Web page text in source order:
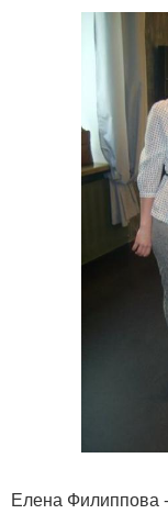
Елена Филиппова